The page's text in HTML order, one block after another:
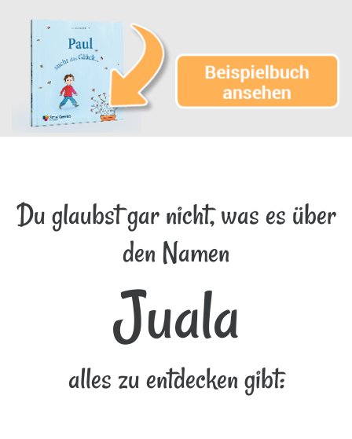
Du glaubst gar nicht, was es über
den Namen
Juala
alles zu entdecken gibt: